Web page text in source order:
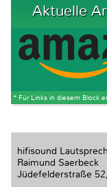
Aktuelle
* Für Links in diesem Block
hifisound
Raimund Saerbeck
Jüdefelderstraße 52,